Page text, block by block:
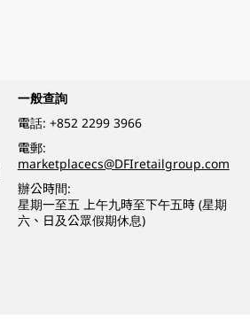
一般查詢
電話: +852 2299 3966
電郵:
marketplacecs@DFIretailgroup.com
辦公時間:
星期一至五 上午九時至下午五時 (星期
六、日及公眾假期休息)